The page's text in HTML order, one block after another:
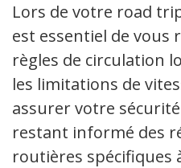
Lors de votre road
est essentiel de vous
règles de circulation
les limitations de
assurer votre
restant informé des
routières spécifiques